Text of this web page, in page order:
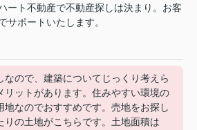
ート不動産で不動産探しは決まり。お客
サポートいたします。
なので、建築についてじっくり考えら
リットがあります。住みやすい環境の
地なのでおすすめです。売地をお探し
りの土地がこちらです。土地面積は